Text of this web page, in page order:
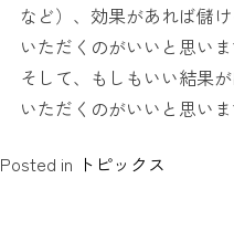
など）、効果があれば儲
いただくのがいいと思いま
そして、もしもいい結果
いただくのがいいと思いま
Posted in トピックス